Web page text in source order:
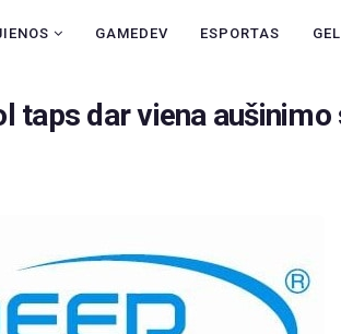
GAMEDEV ESPORTAS
NAUJIENOS
ESPORTAS
APŽVALGOS
ŽAIDIMAI
taps dar viena